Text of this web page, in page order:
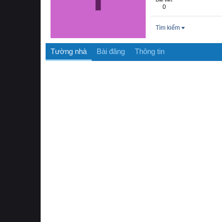
0
Tìm kiếm
Tường nhà Bài đăng Thông tin